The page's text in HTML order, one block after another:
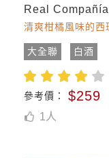
Real
清爽柑橘風味的
大全聯 白酒
參考價： $259
1 人